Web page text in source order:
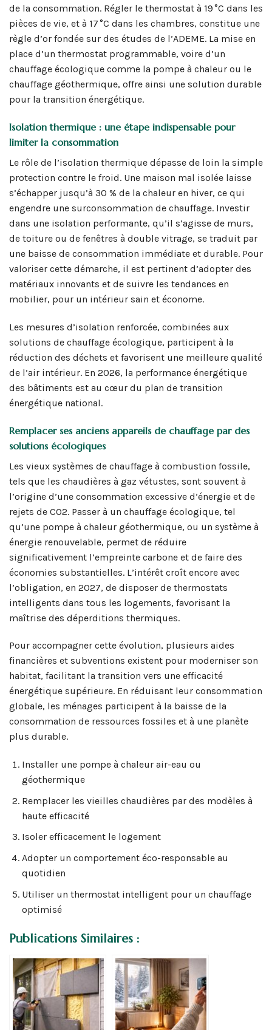
de la consommation. Régler le thermostat à 19 °C dans les
pièces de vie, et à 17 °C dans les chambres, constitue une
règle d’or fondée sur des études de l’ADEME. La mise en
place d’un thermostat programmable, voire d’un
chauffage écologique comme la pompe à chaleur ou le
chauffage géothermique, offre ainsi une solution durable
pour la transition énergétique.
Isolation thermique : une étape indispensable pour
limiter la consommation
Le rôle de l’isolation thermique dépasse de loin la simple
protection contre le froid. Une maison mal isolée laisse
s’échapper jusqu’à 30 % de la chaleur en hiver, ce qui
engendre une surconsommation de chauffage. Investir
dans une isolation performante, qu’il s’agisse de murs,
de toiture ou de fenêtres à double vitrage, se traduit par
une baisse de consommation immédiate et durable. Pour
valoriser cette démarche, il est pertinent d’adopter des
matériaux innovants et de suivre les tendances en
mobilier, pour un intérieur sain et économe.
Les mesures d’isolation renforcée, combinées aux
solutions de chauffage écologique, participent à la
réduction des déchets et favorisent une meilleure qualité
de l’air intérieur. En 2026, la performance énergétique
des bâtiments est au cœur du plan de transition
énergétique national.
Remplacer ses anciens appareils de chauffage par des
solutions écologiques
Les vieux systèmes de chauffage à combustion fossile,
tels que les chaudières à gaz vétustes, sont souvent à
l’origine d’une consommation excessive d’énergie et de
rejets de CO2. Passer à un chauffage écologique, tel
qu’une pompe à chaleur géothermique, ou un système à
énergie renouvelable, permet de réduire
significativement l’empreinte carbone et de faire des
économies substantielles. L’intérêt croît encore avec
l’obligation, en 2027, de disposer de thermostats
intelligents dans tous les logements, favorisant la
maîtrise des déperditions thermiques.
Pour accompagner cette évolution, plusieurs aides
financières et subventions existent pour moderniser son
habitat, facilitant la transition vers une efficacité
énergétique supérieure. En réduisant leur consommation
globale, les ménages participent à la baisse de la
consommation de ressources fossiles et à une planète
plus durable.
Installer une pompe à chaleur air-eau ou
géothermique
Remplacer les vieilles chaudières par des modèles à
haute efficacité
Isoler efficacement le logement
Adopter un comportement éco-responsable au
quotidien
Utiliser un thermostat intelligent pour un chauffage
optimisé
Publications Similaires :